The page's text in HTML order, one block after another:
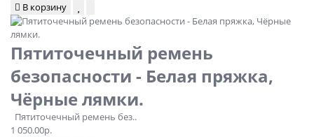
В корзину
Пятиточечный ремень
безопасности - Белая пряжка,
Чёрные лямки.
Пятиточечный ремень без..
1 050.00р.